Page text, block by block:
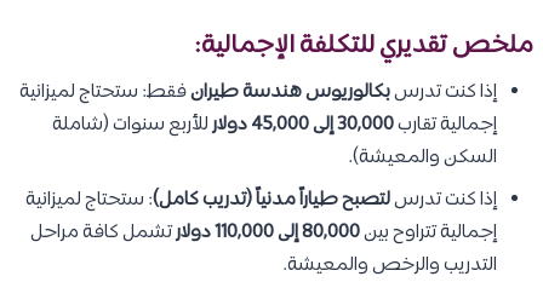
ملخص تقديري للتكلفة الإجمالية:
إذا كنت تدرسبكالوريوس هندسة طيرانفقط: ستحتاج لميزانية
إجمالية تقارب30,000 إلى 45,000 دولار
للأربع سنوات (شاملة
السكن والمعيشة).
إذا كنت تدرسلتصبح طياراً مدنياً (تدريب كامل): ستحتاج لميزانية
إجمالية تتراوح بين80,000 إلى 110,000 دولار
تشمل كافة مراحل
التدريب والرخص والمعيشة.